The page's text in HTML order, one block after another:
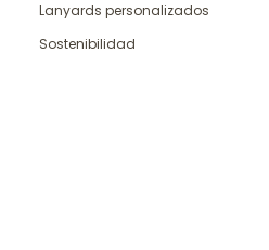
Lanyards personalizados
Sostenibilidad